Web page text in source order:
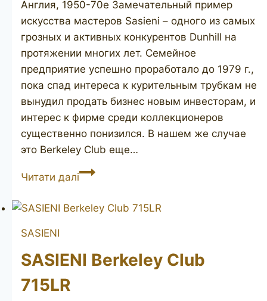
Англия, 1950-70е Замечательный пример
искусства мастеров Sasieni – одного из самых
грозных и активных конкурентов Dunhill на
протяжении многих лет. Семейное
предприятие успешно проработало до 1979 г.,
пока спад интереса к курительным трубкам не
вынудил продать бизнес новым инвесторам, и
интерес к фирме среди коллекционеров
существенно понизился. В нашем же случае
это Berkeley Club еще…
Читати даліSASIENI
Club
SASIENI
SASIENI Berkeley Club
715LR